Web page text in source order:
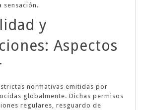
sensación.
y
Aspectos
normativas emitidas por
globalmente. Dichas permisos
regulares, resguardo de